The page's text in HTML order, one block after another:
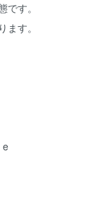
す。
す。
e